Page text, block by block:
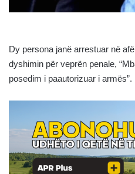
Dy persona janë arrestuar në
dyshimin për veprën penale,
posedim i paautorizuar i armës”.